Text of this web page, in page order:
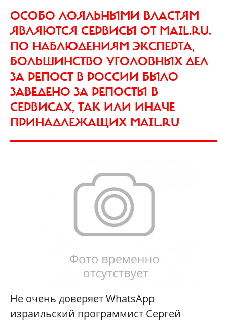
ОСОБО ЛОЯЛЬНЫМИ ВЛАСТЯМ
ЯВЛЯЮТСЯ СЕРВИСЫ ОТ MAIL.RU.
ПО НАБЛЮДЕНИЯМ ЭКСПЕРТА,
БОЛЬШИНСТВО УГОЛОВНЫХ ДЕЛ
ЗА РЕПОСТ В РОССИИ БЫЛО
ЗАВЕДЕНО ЗА РЕПОСТЫ В
СЕРВИСАХ, ТАК ИЛИ ИНАЧЕ
ПРИНАДЛЕЖАЩИХ MAIL.RU
Не очень доверяет WhatsАpp
израильский программист Сергей